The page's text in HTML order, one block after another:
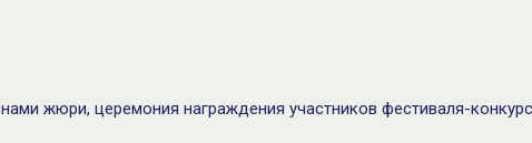
жюри, церемония награждения участников фестиваля-